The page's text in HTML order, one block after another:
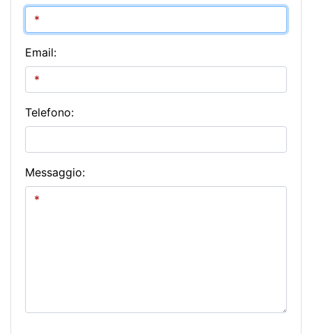
Email:
Telefono:
Messaggio: